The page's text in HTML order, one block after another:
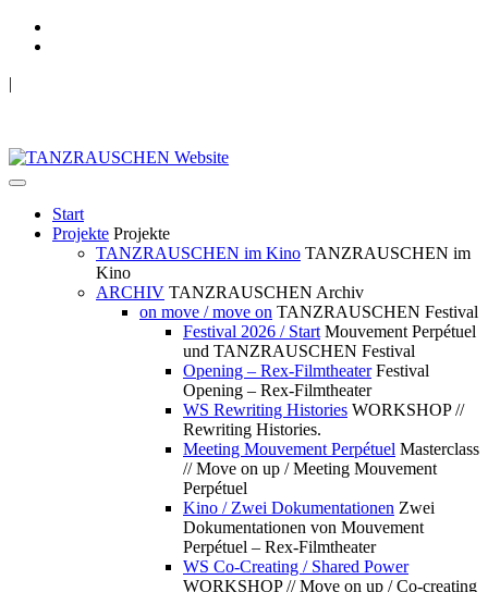
|
Start
Projekte Projekte
TANZRAUSCHEN im Kino TANZRAUSCHEN im
Kino
ARCHIV TANZRAUSCHEN Archiv
on move / move on TANZRAUSCHEN Festival
Festival 2026 / Start Mouvement Perpétuel
und TANZRAUSCHEN Festival
Opening – Rex-Filmtheater Festival
Opening – Rex-Filmtheater
WS Rewriting Histories WORKSHOP //
Rewriting Histories.
Meeting Mouvement Perpétuel Masterclass
// Move on up / Meeting Mouvement
Perpétuel
Kino / Zwei Dokumentationen Zwei
Dokumentationen von Mouvement
Perpétuel – Rex-Filmtheater
WS Co-Creating / Shared Power
WORKSHOP // Move on up / Co-creating